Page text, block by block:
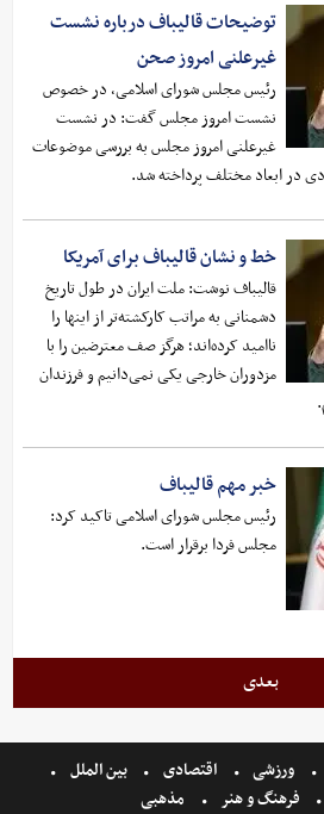
توضیحات قالیباف درباره نشست
غیرعلنی امروز صحن
رئیس مجلس شورای اسلامی، در خصوص
نشست امروز مجلس گفت: در نشست
غیرعلنی امروز مجلس به بررسی موضوعات
در ابعاد مختلف پرداخته شد.
خط و نشان قالیباف برای آمریکا
قالیباف نوشت: ملت ایران در طول تاریخ
دشمنانی به مراتب کارکشته‌تر از اینها را
ناامید کرده‌اند؛ هرگز صف معترضین را با
مزدوران خارجی یکی نمی‌دانیم و فرزندان
خبر مهم قالیباف
رئیس مجلس شورای اسلامی تاکید کرد:
مجلس فردا برقرار است.
بعدی
ورزشی اقتصادی
بین الملل
فرهنگ و هنر مذهبی